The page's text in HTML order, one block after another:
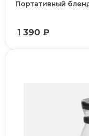
Портативный
1 390 ₽